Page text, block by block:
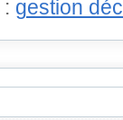
gestion